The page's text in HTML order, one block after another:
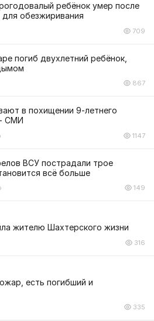
ребёнок умер после
обезжиривания
709
погиб двухлетний ребёнок,
867
в похищении 9-летнего
- СМИ
1147
ВСУ пострадали трое
всё больше
149
жителю Шахтерского жизни
316
есть погибший и
335